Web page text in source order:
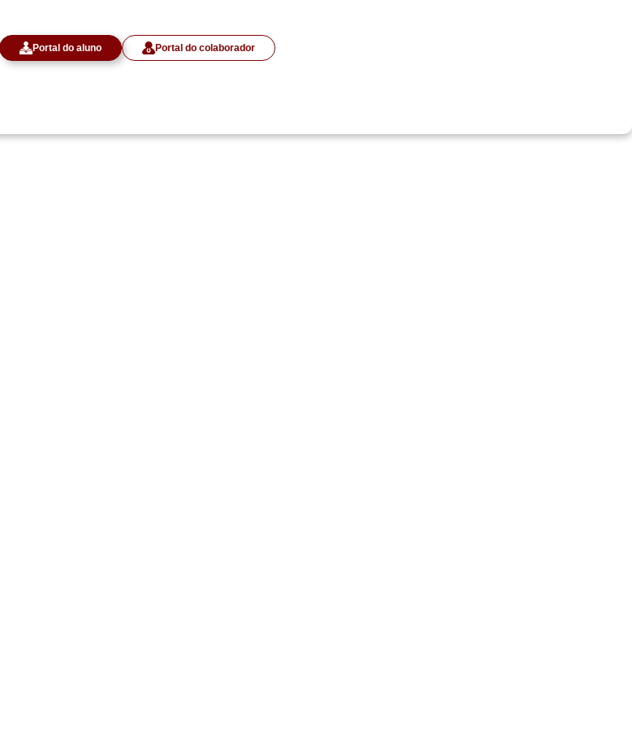
Portal do aluno Portal do colaborador